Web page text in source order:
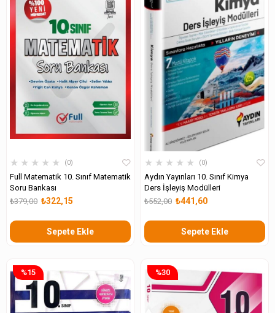
★ ★ ★ ★ ★ 0
Full Matematik 10. Sınıf Matematik
Soru Bankası
₺322,15
₺379,00
Sepete Ekle
★ ★ ★ ★ ★ 0
Aydın Yayınları 10. Sınıf Kimya
Ders İşleyiş Modülleri
₺441,60
₺552,00
Sepete Ekle
%15 %30